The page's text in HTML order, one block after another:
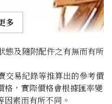
多
及隨附配件之有無而有所
交易紀錄等推算出的參考價
格，實際價格會根據匯率變
素而有所不同。